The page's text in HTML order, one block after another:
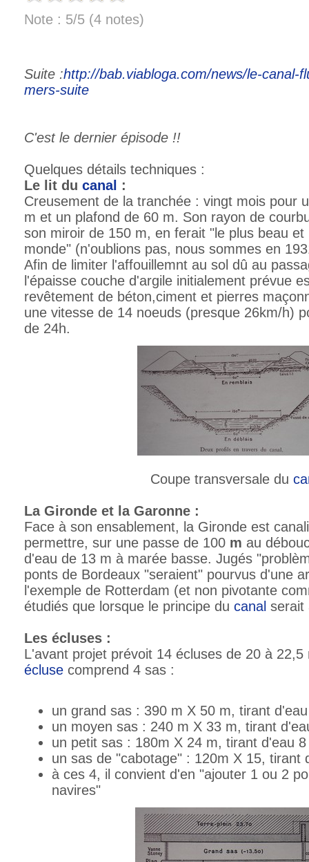
Note : 5/5 (4 notes)
Suite :http://bab.viabloga.com/news/le-canal-
mers-suite
C'est le dernier épisode !!
Quelques détails techniques :
Le lit du canal :
Creusement de la tranchée : vingt mois pour
m et un plafond de 60 m. Son rayon de
son miroir de 150 m, en ferait "le plus beau et
monde" (n'oublions pas, nous sommes en
Afin de limiter l'affouillemnt au sol dû au
l'épaisse couche d'argile initialement prévue
revêtement de béton,ciment et pierres
une vitesse de 14 noeuds (presque 26km/h)
de 24h.
Coupe transversale du
La Gironde et la Garonne :
Face à son ensablement, la Gironde est
permettre, sur une passe de 100 m au
d'eau de 13 m à marée basse. Jugés
ponts de Bordeaux "seraient" pourvus d'une
l'exemple de Rotterdam (et non pivotante
étudiés que lorsque le principe du canal serait
Les écluses :
L'avant projet prévoit 14 écluses de 20 à
écluse comprend 4 sas :
un grand sas : 390 m X 50 m, tirant
un moyen sas : 240 m X 33 m, tirant
un petit sas : 180m X 24 m, tirant d'eau
un sas de "cabotage" : 120m X 15, tirant
à ces 4, il convient d'en "ajouter 1 ou 2
navires"